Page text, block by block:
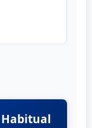
Habitual